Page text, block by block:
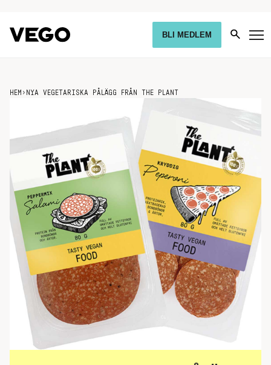
BLI MEDLEM
HEM › NYA VEGETARISKA PÅLÄGG FRÅN THE PLANT